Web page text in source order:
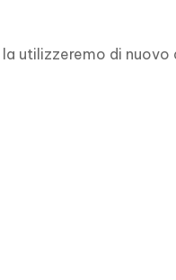
utilizzeremo di nuovo